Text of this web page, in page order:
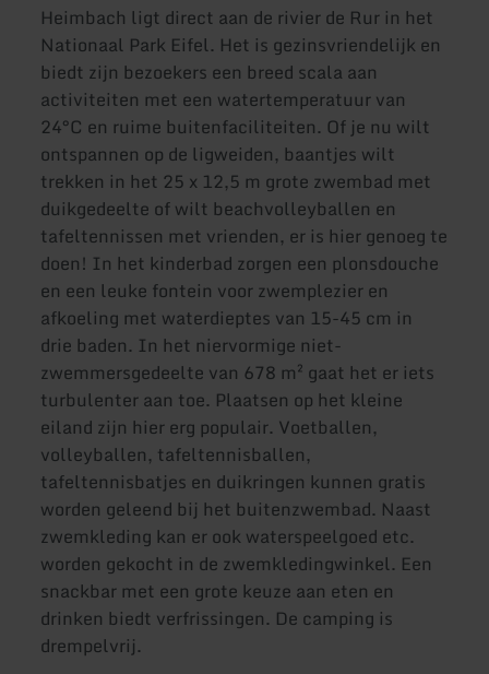
Heimbach ligt direct aan de rivier de Rur in het
Nationaal Park Eifel. Het is gezinsvriendelijk en
biedt zijn bezoekers een breed scala aan
activiteiten met een watertemperatuur van
24°C en ruime buitenfaciliteiten. Of je nu wilt
ontspannen op de ligweiden, baantjes wilt
trekken in het 25 x 12,5 m grote zwembad met
duikgedeelte of wilt beachvolleyballen en
tafeltennissen met vrienden, er is hier genoeg te
doen! In het kinderbad zorgen een plonsdouche
en een leuke fontein voor zwemplezier en
afkoeling met waterdieptes van 15-45 cm in
drie baden. In het niervormige niet-
zwemmersgedeelte van 678 m² gaat het er iets
turbulenter aan toe. Plaatsen op het kleine
eiland zijn hier erg populair. Voetballen,
volleyballen, tafeltennisballen,
tafeltennisbatjes en duikringen kunnen gratis
worden geleend bij het buitenzwembad. Naast
zwemkleding kan er ook waterspeelgoed etc.
worden gekocht in de zwemkledingwinkel. Een
snackbar met een grote keuze aan eten en
drinken biedt verfrissingen. De camping is
drempelvrij.